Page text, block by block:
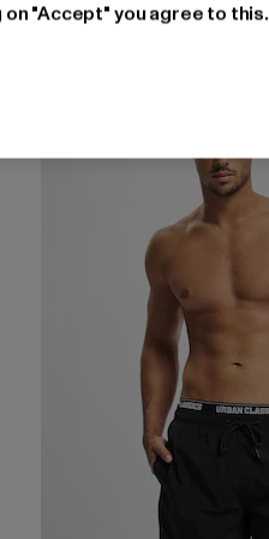
"Accept" you agree to this.